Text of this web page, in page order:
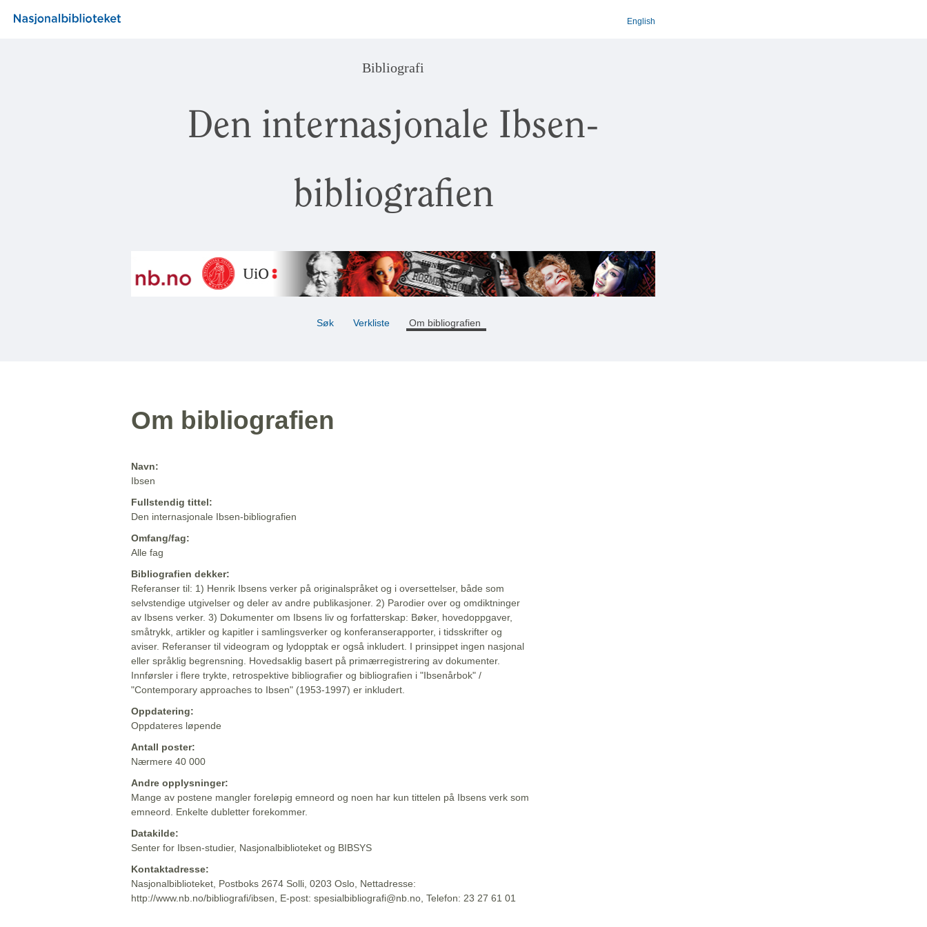
English
Bibliografi
Den internasjonale Ibsen-
bibliografien
Søk Verkliste Om bibliografien
Om bibliografien
Navn:
Ibsen
Fullstendig tittel:
Den internasjonale Ibsen-bibliografien
Omfang/fag:
Alle fag
Bibliografien dekker:
Referanser til: 1) Henrik Ibsens verker på originalspråket og i oversettelser, både som
selvstendige utgivelser og deler av andre publikasjoner. 2) Parodier over og omdiktninger
av Ibsens verker. 3) Dokumenter om Ibsens liv og forfatterskap: Bøker, hovedoppgaver,
småtrykk, artikler og kapitler i samlingsverker og konferanserapporter, i tidsskrifter og
aviser. Referanser til videogram og lydopptak er også inkludert. I prinsippet ingen nasjonal
eller språklig begrensning. Hovedsaklig basert på primærregistrering av dokumenter.
Innførsler i flere trykte, retrospektive bibliografier og bibliografien i "Ibsenårbok" /
"Contemporary approaches to Ibsen" (1953-1997) er inkludert.
Oppdatering:
Oppdateres løpende
Antall poster:
Nærmere 40 000
Andre opplysninger:
Mange av postene mangler foreløpig emneord og noen har kun tittelen på Ibsens verk som
emneord. Enkelte dubletter forekommer.
Datakilde:
Senter for Ibsen-studier, Nasjonalbiblioteket og BIBSYS
Kontaktadresse:
Nasjonalbiblioteket, Postboks 2674 Solli, 0203 Oslo, Nettadresse:
http://www.nb.no/bibliografi/ibsen, E-post: spesialbibliografi@nb.no, Telefon: 23 27 61 01